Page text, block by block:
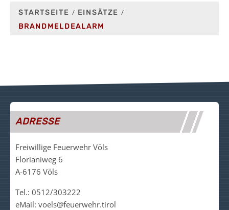
STARTSEITE
EINSÄTZE
BRANDMELDEALARM
ADRESSE
Freiwillige Feuerwehr Völs
Florianiweg 6
A-6176 Völs
Tel.: 0512/303222
eMail: voels@feuerwehr.tirol